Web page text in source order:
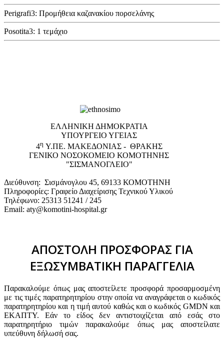
Perigrafi3: Προμήθεια καζανακίου πορσελάνης
Posotita3: 1 τεμάχιο
EΛΛΗΝΙΚΗ ΔΗΜΟΚΡΑΤΙΑ
ΥΠΟΥΡΓΕΙΟ ΥΓΕΙΑΣ
4η Υ.ΠΕ. ΜΑΚΕΔΟΝΙΑΣ - ΘΡΑΚΗΣ
ΓΕΝΙΚΟ NΟΣΟΚΟΜΕΙΟ ΚΟΜΟΤΗΝΗΣ
"ΣΙΣΜΑΝΟΓΛΕΙΟ"
Διεύθυνση: Σισμάνογλου 45, 69133 ΚΟΜΟΤΗΝΗ
Πληροφορίες: Γραφείο Διαχείρισης Τεχνικού Υλικού
Τηλέφωνο: 25313 51241 / 245
Email: aty@komotini-hospital.gr
ΑΠΟΣΤΟΛΗ ΠΡΟΣΦΟΡΑΣ ΓΙΑ
ΕΞΩΣΥΜΒΑΤΙΚΗ ΠΑΡΑΓΓΕΛΙΑ
Παρακαλούμε όπως μας αποστείλετε προσφορά προσαρμοσμένη
με τις τιμές παρατηρητηρίου στην οποία να αναγράφεται ο κωδικός
παρατηρητηρίου και η τιμή αυτού καθώς και ο κωδικός GMDN και
ΕΚΑΠΤΥ. Εάν το είδος δεν αντιστοιχίζεται από εσάς στο
παρατηρητήριο τιμών παρακαλούμε όπως μας αποστείλατε
υπεύθυνη δήλωσή σας.